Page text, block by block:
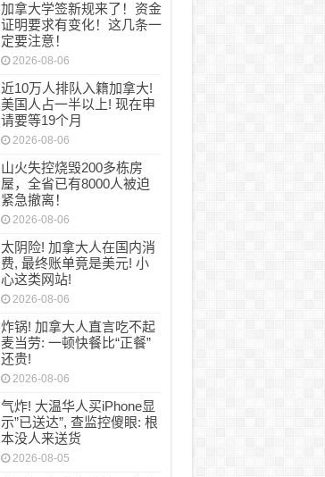
加拿大学签新规来了！资金
证明要求有变化！这几条一
定要注意！
2026-08-06
近10万人排队入籍加拿大!
美国人占一半以上! 现在申
请要等19个月
2026-08-06
山火失控烧毁200多栋房
屋，全省已有8000人被迫
紧急撤离！
2026-08-06
太阴险! 加拿大人在国内消
费, 最终账单竟是美元! 小
心这类网站!
2026-08-06
炸锅! 加拿大人直言吃不起
麦当劳: 一顿快餐比“正餐”
还贵!
2026-08-06
气炸! 大温华人买iPhone显
示”已送达”, 查监控傻眼: 根
本没人来送货
2026-08-05